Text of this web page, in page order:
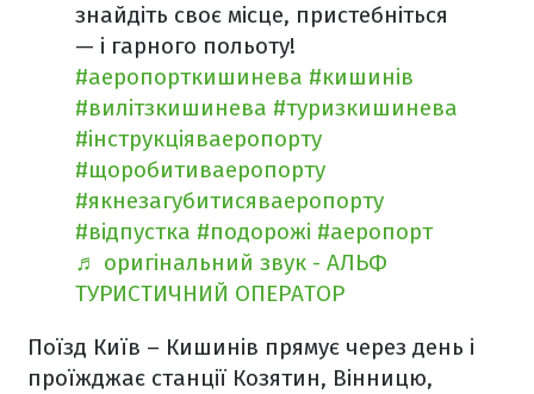
знайдіть своє місце, пристебніться
— і гарного польоту!
#аеропорткишинева #кишинів
#вилітзкишинева #туризкишинева
#інструкціяваеропорту
#щоробитиваеропорту
#якнезагубитисяваеропорту
#відпустка #подорожі #аеропорт
♬ оригінальний звук - АЛЬФ
ТУРИСТИЧНИЙ ОПЕРАТОР
Поїзд Київ – Кишинів прямує через день і
проїжджає станції Козятин, Вінницю,